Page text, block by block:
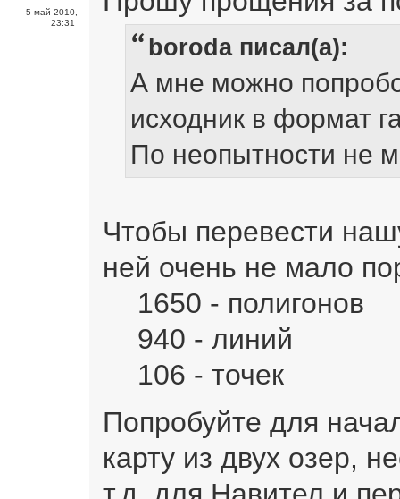
5 май 2010,
23:31
boroda писал(а):
А мне можно
исходник в формат
По неопытности не
Чтобы перевести
ней очень не мало
1650 - полигонов
940 - линий
106 - точек
Попробуйте для
карту из двух озер,